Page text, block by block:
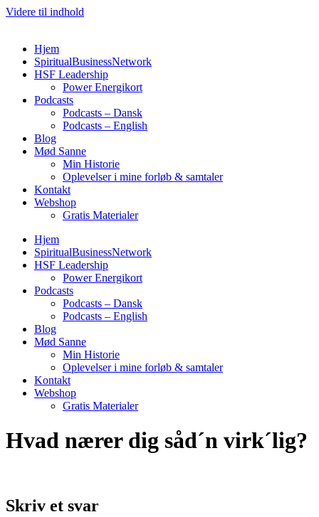
Videre til indhold
Hjem
SpiritualBusinessNetwork
HSF Leadership
Power Energikort
Podcasts
Podcasts – Dansk
Podcasts – English
Blog
Mød Sanne
Min Historie
Oplevelser i mine forløb & samtaler
Kontakt
Webshop
Gratis Materialer
Hjem
SpiritualBusinessNetwork
HSF Leadership
Power Energikort
Podcasts
Podcasts – Dansk
Podcasts – English
Blog
Mød Sanne
Min Historie
Oplevelser i mine forløb & samtaler
Kontakt
Webshop
Gratis Materialer
Hvad nærer dig såd´n virk´lig?
Skriv et svar